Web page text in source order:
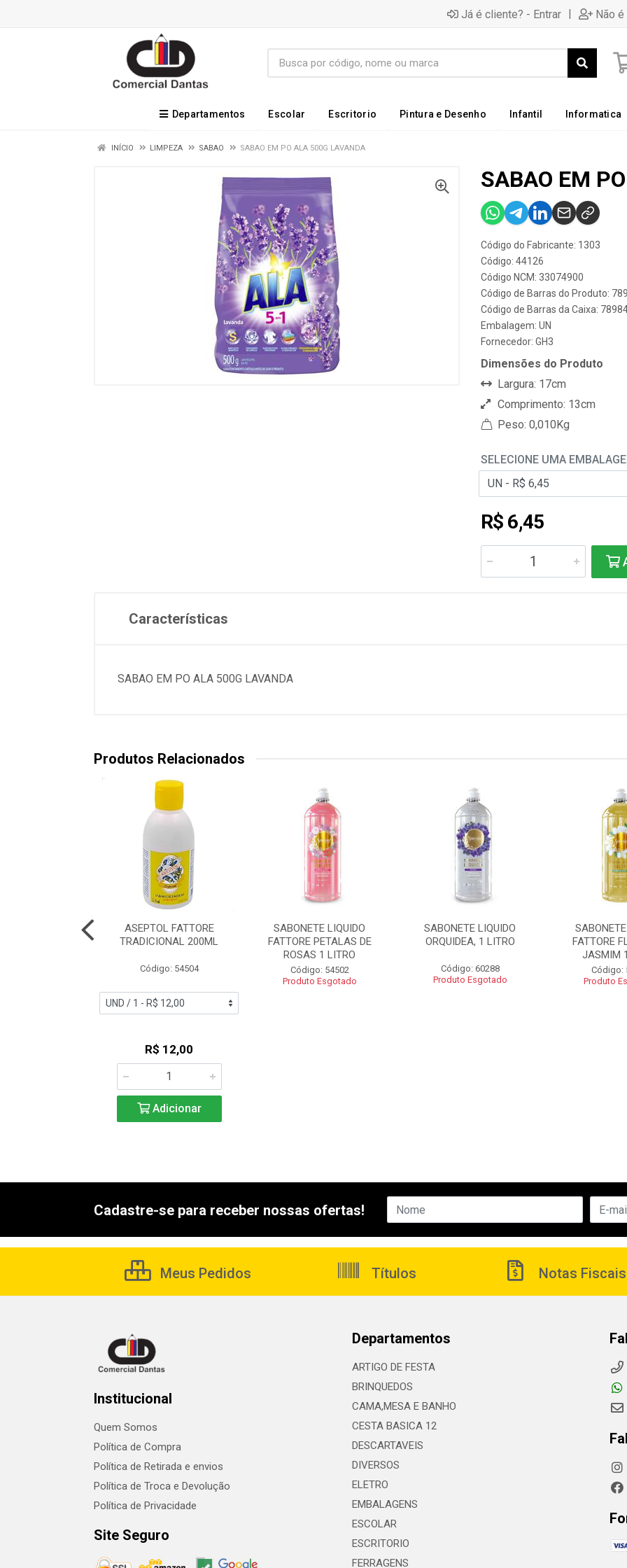
Já é cliente? - Entrar | Não
Departamentos Escolar Escritorio Pintura e Desenho Infantil Informatica
INÍCIO LIMPEZA SABAO SABAO EM PO ALA 500G LAVANDA
SABAO EM
Código do Fabricante: 1303
Código: 44126
Código NCM: 33074900
Código de Barras do Produto:
Código de Barras da Caixa:
Embalagem: UN
Fornecedor: GH3
Dimensões do Produto
Largura: 17cm
Comprimento: 13cm
Peso: 0,010Kg
SELECIONE UMA
R$ 6,45
Características
SABAO EM PO ALA 500G LAVANDA
Produtos Relacionados
ASEPTOL FATTORE
TRADICIONAL 200ML
Código: 54504
R$ 12,00
Adicionar
SABONETE LIQUIDO
FATTORE PETALAS DE
ROSAS 1 LITRO
Código: 54502
Produto Esgotado
SABONETE LIQUIDO
ORQUIDEA, 1 LITRO
Código: 60288
Produto Esgotado
FATTORE
JASMIM
Código:
Produto
Cadastre-se para receber nossas ofertas!
Meus Pedidos Títulos Notas Fiscais
Institucional
Quem Somos
Política de Compra
Política de Retirada e envios
Política de Troca e Devolução
Política de Privacidade
Site Seguro
Departamentos
ARTIGO DE FESTA
BRINQUEDOS
CAMA,MESA E BANHO
CESTA BASICA 12
DESCARTAVEIS
DIVERSOS
ELETRO
EMBALAGENS
ESCOLAR
ESCRITORIO
FERRAGENS